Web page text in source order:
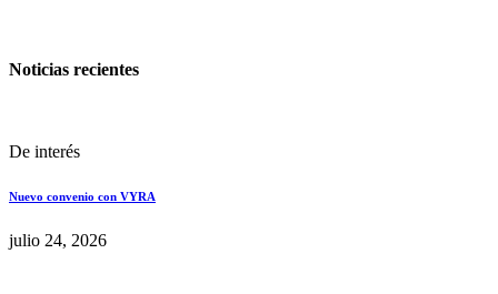
Noticias recientes
De interés
Nuevo convenio con VYRA
julio 24, 2026